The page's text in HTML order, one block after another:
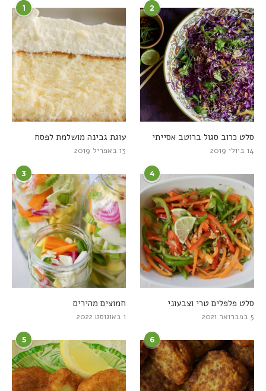
1
עוגת גבינה מושלמת לפסח
13 באפריל 2019
2
סלט כרוב סגול ברוטב אסייתי
14 ביולי 2019
3
חמוצים מהירים
1 באוגוסט 2022
4
סלט פלפלים טרי וצבעוני
5 בפברואר 2021
5 6